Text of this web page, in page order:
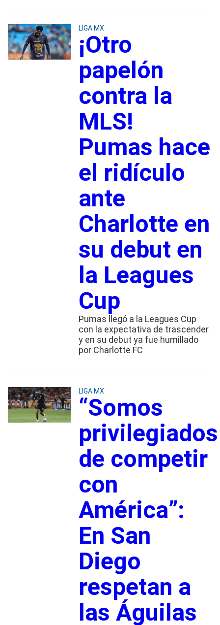
LIGA MX
¡Otro
papelón
contra la
MLS!
Pumas hace
el ridículo
ante
Charlotte en
su debut en
la Leagues
Cup
Pumas llegó a la Leagues Cup
con la expectativa de trascender
y en su debut ya fue humillado
por Charlotte FC
LIGA MX
“Somos
privilegiados
de competir
con
América”:
En San
Diego
respetan a
las Águilas